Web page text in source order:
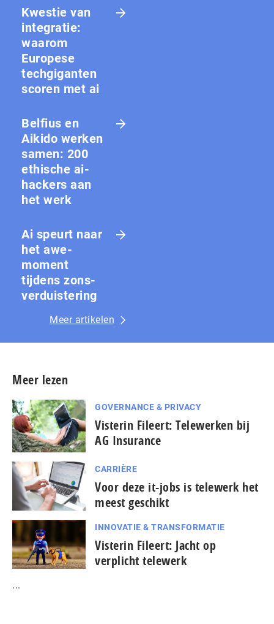
Kwestie van
integratie:
waarom
Europese
techgiganten
scoren met ai
Belfius en
Aikido werken
samen: 200
ethische ai-
hackers aan
het werk
Ai speurt naar
het awe-
moment
tijdens zons­
ver­duis­te­ring
Meer artikelen
Meer lezen
GOVERNANCE & PRIVACY
Visterin Fileert: Telewerken bij
AG Insurance
CARRIÈRE
Voor deze it-jobs is telewerk het
meest geschikt
INNOVATIE & TRANSFORMATIE
Visterin Fileert: Jacht op
verplicht telewerk
...